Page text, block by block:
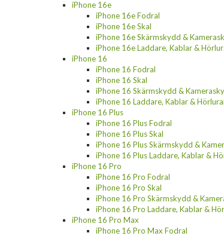
iPhone 16e
iPhone 16e Fodral
iPhone 16e Skal
iPhone 16e Skärmskydd &
iPhone 16e Laddare, Kablar &
iPhone 16
iPhone 16 Fodral
iPhone 16 Skal
iPhone 16 Skärmskydd &
iPhone 16 Laddare, Kablar &
iPhone 16 Plus
iPhone 16 Plus Fodral
iPhone 16 Plus Skal
iPhone 16 Plus Skärmskydd &
iPhone 16 Plus Laddare, Kablar &
iPhone 16 Pro
iPhone 16 Pro Fodral
iPhone 16 Pro Skal
iPhone 16 Pro Skärmskydd &
iPhone 16 Pro Laddare, Kablar &
iPhone 16 Pro Max
iPhone 16 Pro Max Fodral